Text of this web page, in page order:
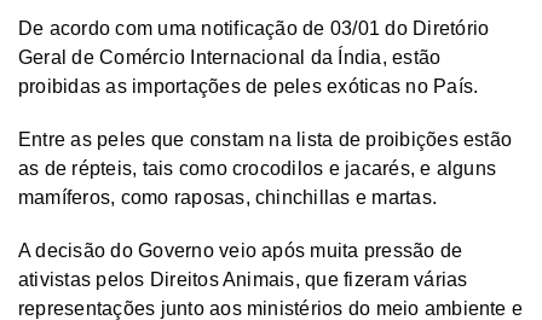
De acordo com uma notificação de 03/01 do Diretório
Geral de Comércio Internacional da Índia, estão
proibidas as importações de peles exóticas no País.
Entre as peles que constam na lista de proibições estão
as de répteis, tais como crocodilos e jacarés, e alguns
mamíferos, como raposas, chinchillas e martas.
A decisão do Governo veio após muita pressão de
ativistas pelos Direitos Animais, que fizeram várias
representações junto aos ministérios do meio ambiente e